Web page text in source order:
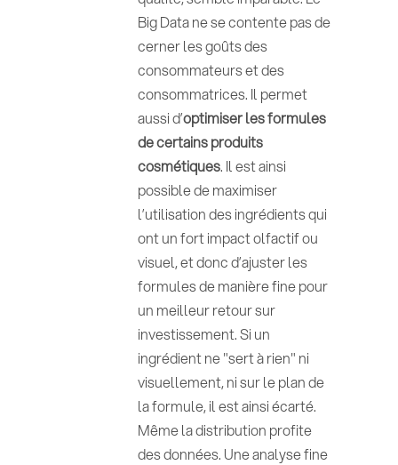
Big Data ne se contente pas de
cerner les goûts des
consommateurs et des
consommatrices. Il permet
aussi d’optimiser les formules
de certains produits
cosmétiques. Il est ainsi
possible de maximiser
l’utilisation des ingrédients qui
ont un fort impact olfactif ou
visuel, et donc d’ajuster les
formules de manière fine pour
un meilleur retour sur
investissement. Si un
ingrédient ne "sert à rien" ni
visuellement, ni sur le plan de
la formule, il est ainsi écarté.
Même la distribution profite
des données. Une analyse fine